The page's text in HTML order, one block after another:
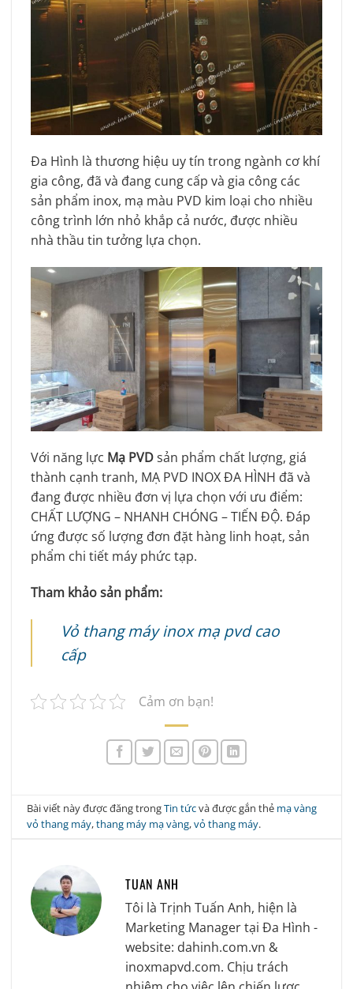
Đa Hình là thương hiệu uy tín trong ngành cơ khí
gia công, đã và đang cung cấp và gia công các
sản phẩm inox, mạ màu PVD kim loại cho nhiều
công trình lớn nhỏ khắp cả nước, được nhiều
nhà thầu tin tưởng lựa chọn.
Với năng lực Mạ PVDsản phẩm chất lượng, giá
thành cạnh tranh, MẠ PVD INOX ĐA HÌNH đã và
đang được nhiều đơn vị lựa chọn với ưu điểm:
CHẤT LƯỢNG – NHANH CHÓNG – TIẾN ĐỘ. Đáp
ứng được số lượng đơn đặt hàng linh hoạt, sản
phẩm chi tiết máy phức tạp.
Tham khảo sản phẩm:
Vỏ thang máy inox mạ pvd cao
cấp
Cảm ơn bạn!
Bài viết này được đăng trongTin tứcvà được gắn thẻ mạ vàng
vỏ thang máy,thang máy mạ vàng,vỏ thang máy.
TUAN ANH
Tôi là Trịnh Tuấn Anh, hiện là
Marketing Manager tại Đa Hình -
website: dahinh.com.vn &
inoxmapvd.com. Chịu trách